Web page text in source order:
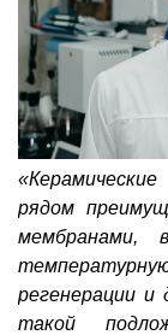
рядом
мембранами,
регенерации и
такой